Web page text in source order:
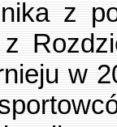
z
z
w